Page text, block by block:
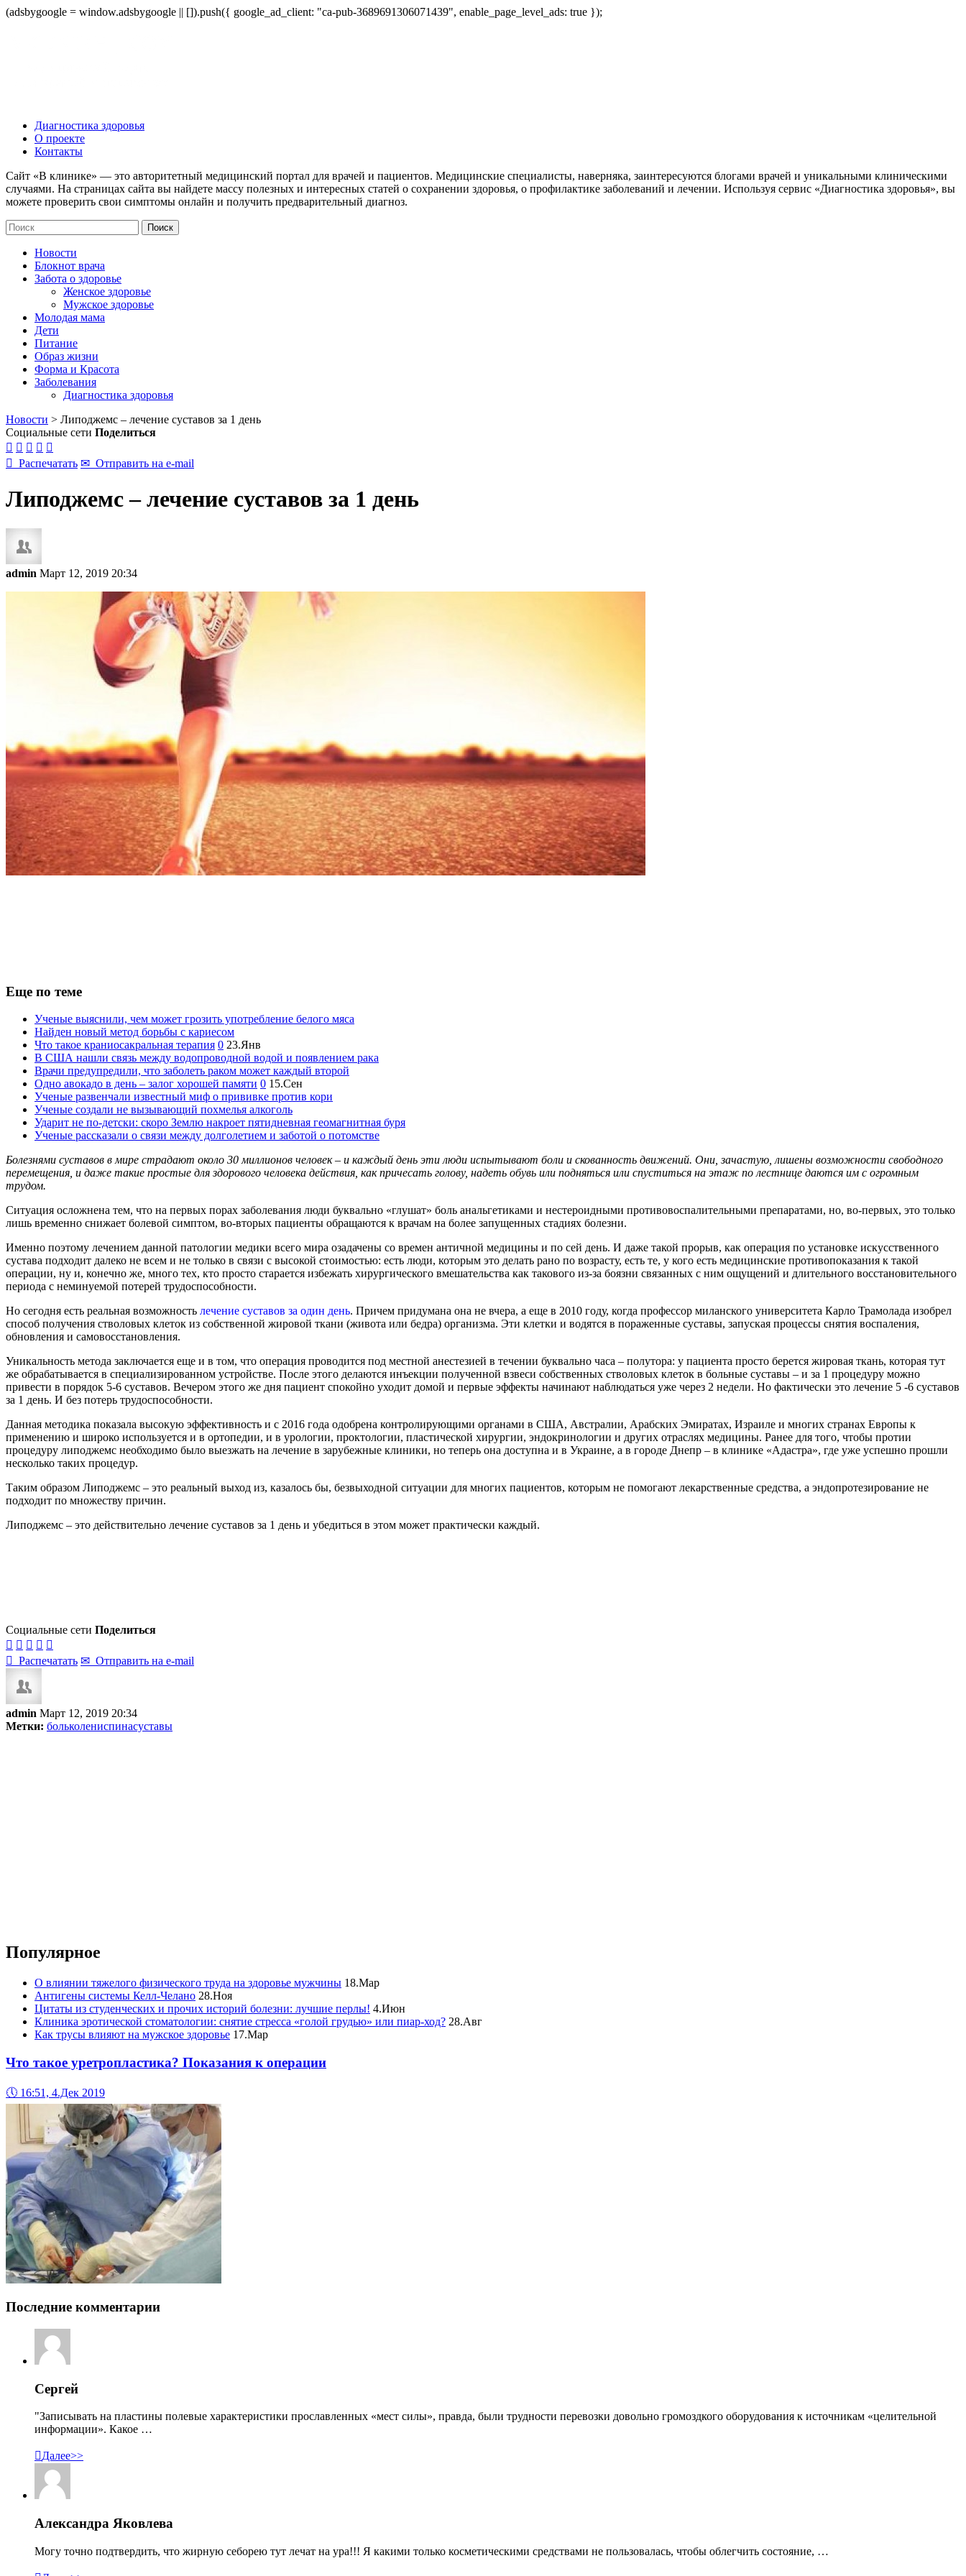
(adsbygoogle = window.adsbygoogle || []).push({ google_ad_client: "ca-pub-3689691306071439", enable_page_level_ads: true });
Диагностика здоровья
О проекте
Контакты
Сайт «В клинике» — это авторитетный медицинский портал для врачей и пациентов. Медицинские специалисты, наверняка, заинтересуются блогами врачей и уникальными клиническими
случаями. На страницах сайта вы найдете массу полезных и интересных статей о сохранении здоровья, о профилактике заболеваний и лечении. Используя сервис «Диагностика здоровья», вы
можете проверить свои симптомы онлайн и получить предварительный диагноз.
Новости
Блокнот врача
Забота о здоровье
Женское здоровье
Мужское здоровье
Молодая мама
Дети
Питание
Образ жизни
Форма и Красота
Заболевания
Диагностика здоровья
Новости > Липоджемс – лечение суставов за 1 день
Социальные сети Поделиться
    
 Распечатать ✉ Отправить на e-mail
Липоджемс – лечение суставов за 1 день
admin Март 12, 2019 20:34
Еще по теме
Ученые выяснили, чем может грозить употребление белого мяса
Найден новый метод борьбы с кариесом
Что такое краниосакральная терапия 0 23.Янв
В США нашли связь между водопроводной водой и появлением рака
Врачи предупредили, что заболеть раком может каждый второй
Одно авокадо в день – залог хорошей памяти 0 15.Сен
Ученые развенчали известный миф о прививке против кори
Ученые создали не вызывающий похмелья алкоголь
Ударит не по-детски: скоро Землю накроет пятидневная геомагнитная буря
Ученые рассказали о связи между долголетием и заботой о потомстве
Болезнями суставов в мире страдают около 30 миллионов человек – и каждый день эти люди испытывают боли и скованность движений. Они, зачастую, лишены возможности свободного
перемещения, и даже такие простые для здорового человека действия, как причесать голову, надеть обувь или подняться или спуститься на этаж по лестнице даются им с огромным
трудом.
Ситуация осложнена тем, что на первых порах заболевания люди буквально «глушат» боль анальгетиками и нестероидными противовоспалительными препаратами, но, во-первых, это только
лишь временно снижает болевой симптом, во-вторых пациенты обращаются к врачам на более запущенных стадиях болезни.
Именно поэтому лечением данной патологии медики всего мира озадачены со времен античной медицины и по сей день. И даже такой прорыв, как операция по установке искусственного
сустава подходит далеко не всем и не только в связи с высокой стоимостью: есть люди, которым это делать рано по возрасту, есть те, у кого есть медицинские противопоказания к такой
операции, ну и, конечно же, много тех, кто просто старается избежать хирургического вмешательства как такового из-за боязни связанных с ним ощущений и длительного восстановительного
периода с неминуемой потерей трудоспособности.
Но сегодня есть реальная возможность лечение суставов за один день. Причем придумана она не вчера, а еще в 2010 году, когда профессор миланского университета Карло Трамолада изобрел
способ получения стволовых клеток из собственной жировой ткани (живота или бедра) организма. Эти клетки и водятся в пораженные суставы, запуская процессы снятия воспаления,
обновления и самовосстановления.
Уникальность метода заключается еще и в том, что операция проводится под местной анестезией в течении буквально часа – полутора: у пациента просто берется жировая ткань, которая тут
же обрабатывается в специализированном устройстве. После этого делаются инъекции полученной взвеси собственных стволовых клеток в больные суставы – и за 1 процедуру можно
привести в порядок 5-6 суставов. Вечером этого же дня пациент спокойно уходит домой и первые эффекты начинают наблюдаться уже через 2 недели. Но фактически это лечение 5 -6 суставов
за 1 день. И без потерь трудоспособности.
Данная методика показала высокую эффективность и с 2016 года одобрена контролирующими органами в США, Австралии, Арабских Эмиратах, Израиле и многих странах Европы к
применению и широко используется и в ортопедии, и в урологии, проктологии, пластической хирургии, эндокринологии и других отраслях медицины. Ранее для того, чтобы протии
процедуру липоджемс необходимо было выезжать на лечение в зарубежные клиники, но теперь она доступна и в Украине, а в городе Днепр – в клинике «Адастра», где уже успешно прошли
несколько таких процедур.
Таким образом Липоджемс – это реальный выход из, казалось бы, безвыходной ситуации для многих пациентов, которым не помогают лекарственные средства, а эндопротезирование не
подходит по множеству причин.
Липоджемс – это действительно лечение суставов за 1 день и убедиться в этом может практически каждый.
Социальные сети Поделиться
    
 Распечатать ✉ Отправить на e-mail
admin Март 12, 2019 20:34
Метки: больколениспинасуставы
Популярное
О влиянии тяжелого физического труда на здоровье мужчины 18.Мар
Антигены системы Келл-Челано 28.Ноя
Цитаты из студенческих и прочих историй болезни: лучшие перлы! 4.Июн
Клиника эротической стоматологии: снятие стресса «голой грудью» или пиар-ход? 28.Авг
Как трусы влияют на мужское здоровье 17.Мар
Что такое уретропластика? Показания к операции
🕔 16:51, 4.Дек 2019
Последние комментарии
Сергей
"Записывать на пластины полевые характеристики прославленных «мест силы», правда, были трудности перевозки довольно громоздкого оборудования к источникам «целительной
информации». Какое …
Далее>>
Александра Яковлева
Могу точно подтвердить, что жирную себорею тут лечат на ура!!! Я какими только косметическими средствами не пользовалась, чтобы облегчить состояние, …